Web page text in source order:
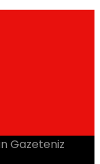
Gazeteniz